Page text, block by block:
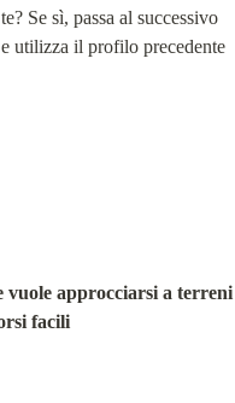
Se sì, passa al successivo
utilizza il profilo precedente
vuole approcciarsi a terreni
facili